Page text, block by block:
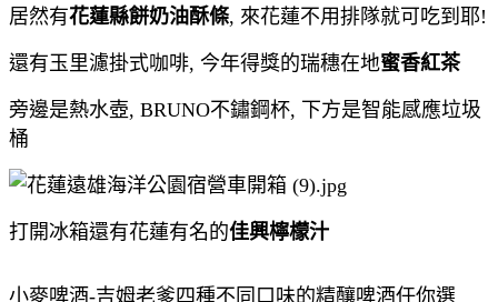
居然有花蓮縣餅奶油酥條, 來花蓮不用排隊就可吃到耶!
還有玉里濾掛式咖啡, 今年得獎的瑞穗在地蜜香紅茶
旁邊是熱水壺, BRUNO不鏽鋼杯, 下方是智能感應垃圾
桶
打開冰箱還有花蓮有名的佳興檸檬汁
小麥啤酒-吉姆老爹四種不同口味的精釀啤酒任你選